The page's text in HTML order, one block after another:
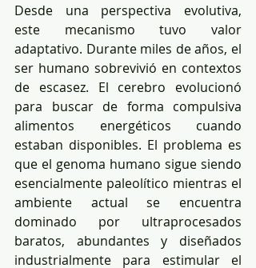
Desde una perspectiva evolutiva,
este mecanismo tuvo valor
adaptativo. Durante miles de años, el
ser humano sobrevivió en contextos
de escasez. El cerebro evolucionó
para buscar de forma compulsiva
alimentos energéticos cuando
estaban disponibles. El problema es
que el genoma humano sigue siendo
esencialmente paleolítico mientras el
ambiente actual se encuentra
dominado por ultraprocesados
baratos, abundantes y diseñados
industrialmente para estimular el